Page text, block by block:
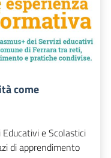
come
e Scolastici
di apprendimento